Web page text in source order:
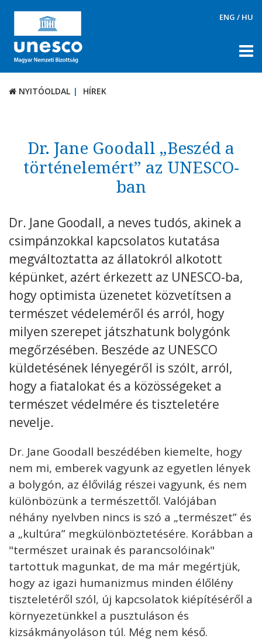
ENG / HU
NYITÓOLDAL HÍREK
TÉMÁK
DOKUMENTUMTÁR
PÁLYÁZATOK / DÍJAK
Kövess minket unescohungary
Adatkezelési tájékoztató Impresszum
Technikai információk
RSS
NYITÓOLDAL HÍREK
Dr. Jane Goodall „Beszéd a
történelemért” az UNESCO-
ban
Dr. Jane Goodall, a neves tudós, akinek a
csimpánzokkal kapcsolatos kutatása
megváltoztatta az állatokról alkotott
képünket, azért érkezett az UNESCO-ba,
hogy optimista üzenetet közvetítsen a
természet védeleméről és arról, hogy
milyen szerepet játszhatunk bolygónk
megőrzésében. Beszéde az UNESCO
küldetésének lényegéről is szólt, arról,
hogy a fiatalokat és a közösségeket a
természet védelmére és tiszteletére
nevelje.
Dr. Jane Goodall beszédében kiemelte, hogy
nem mi, emberek vagyunk az egyetlen lények
a bolygón, az élővilág részei vagyunk, és nem
különbözünk a természettől. Valójában
néhány nyelvben nincs is szó a „természet” és
a „kultúra” megkülönböztetésére. Korábban a
"természet urainak és parancsolóinak"
tartottuk magunkat, de ma már megértjük,
hogy az igazi humanizmus minden élőlény
tiszteletéről szól, új kapcsolatok kiépítéséről a
környezetünkkel a pusztuláson és
kizsákmányoláson túl. Még nem késő.